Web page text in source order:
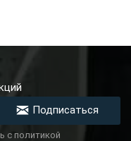
Подписаться
с политикой